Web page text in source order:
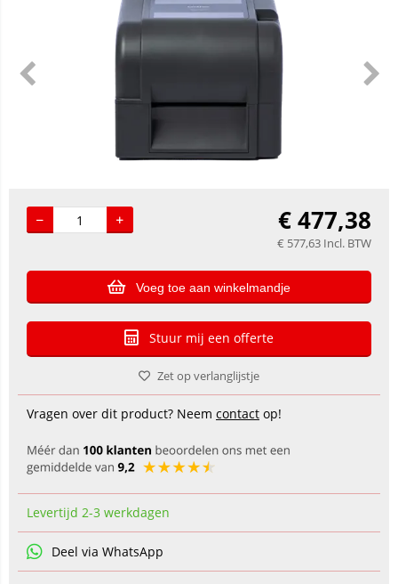
€477,38
€ 577,63 Incl. BTW
Voeg toe aan winkelmandje
Stuur mij een offerte
Zet op verlanglijstje
Vragen over dit product? Neem contact op!
Levertijd 2-3 werkdagen
Deel via WhatsApp